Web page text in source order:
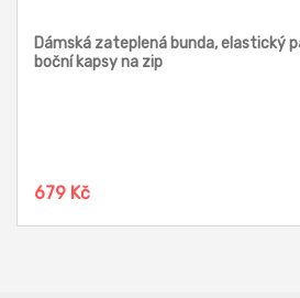
Dámská zateplená bunda, elastický
boční kapsy na zip
679 Kč